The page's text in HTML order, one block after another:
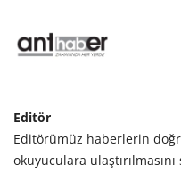
Editör
Editörümüz haberlerin
okuyuculara